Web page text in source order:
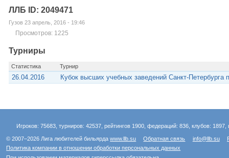
ЛЛБ ID: 2049471
Гузов 23 апрель, 2016 - 19:46
Просмотров: 1225
Турниры
Статистика Турнир
26.04.2016 Кубок высших учебных заведений Санкт-Петербурга
Игроков: 75683, турниров: 42537, рейтингов 1900, федераций: 836, клубов:
© 2007–2026 Лига любителей бильярдаwww.llb.su Обратная связь info@llb.su
Политика компании в отношении обработки персональных данных